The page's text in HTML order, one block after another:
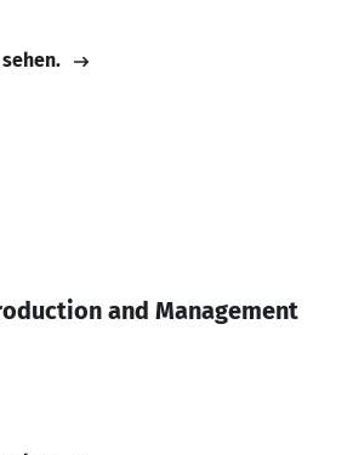
and Management